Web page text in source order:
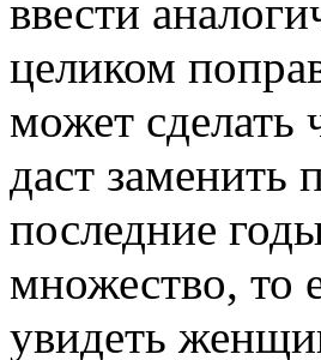
ввести
целиком
может
даст
последние
множество, то
увидеть